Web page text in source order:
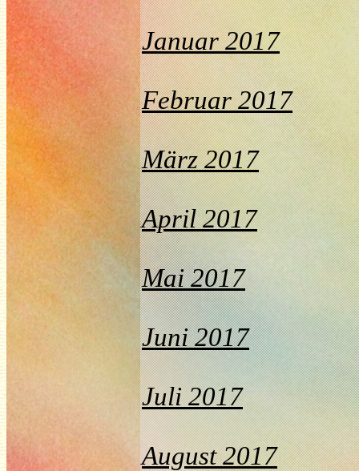
Januar 2017
Februar 2017
März 2017
April 2017
Mai 2017
Juni 2017
Juli 2017
August 2017